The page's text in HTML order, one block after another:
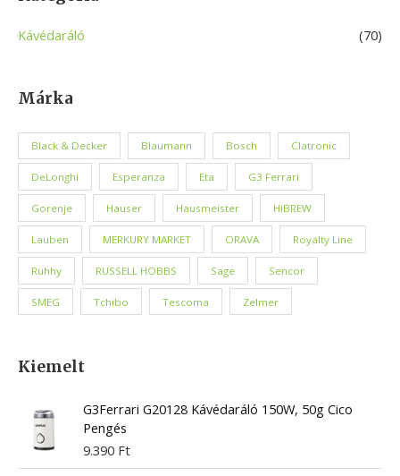
Kávédaráló (70)
Márka
Black & Decker Blaumann Bosch Clatronic
DeLonghi Esperanza Eta G3 Ferrari
Gorenje Hauser Hausmeister HiBREW
Lauben MERKURY MARKET ORAVA Royalty Line
Ruhhy RUSSELL HOBBS Sage Sencor
SMEG Tchibo Tescoma Zelmer
Kiemelt
G3Ferrari G20128 Kávédaráló 150W, 50g Cico
Pengés
9.390 Ft